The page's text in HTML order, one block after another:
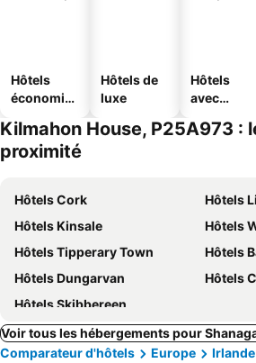
Hôtels
économiq
Hôtels de
luxe
Hôtels
avec
Kilmahon House, P25A973 :
proximité
Hôtels Cork
Hôtels
Hôtels Kinsale
Hôtels
Hôtels Tipperary Town
Hôtels
Hôtels Dungarvan
Hôtels
Hôtels Skibbereen
Voir tous les hébergements pour
Comparateur d'hôtels
Europe
Irlande